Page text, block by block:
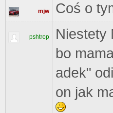
mjw Coś o
pshtrop
Niestety
bo
adek"
on jak